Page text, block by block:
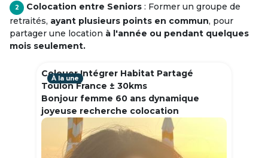
2 Colocation entre Seniors : Former un groupe de
retraités, ayant plusieurs points en commun, pour
partager une location à l'année ou pendant quelques
mois seulement.
Colouer Intégrer Habitat Partagé
Toulon France ± 30kms
Bonjour femme 60 ans dynamique
joyeuse recherche colocation
À la une